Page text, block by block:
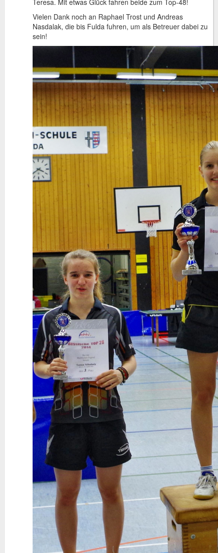
Teresa. Mit etwas Glück fahren beide zum Top-48!
Vielen Dank noch an Raphael Trost und Andreas
Nasdalak, die bis Fulda fuhren, um als Betreuer dabei zu
sein!